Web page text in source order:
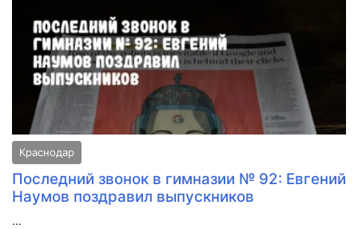
Краснодар
Последний звонок в гимназии № 92: Евгений
Наумов поздравил выпускников
...